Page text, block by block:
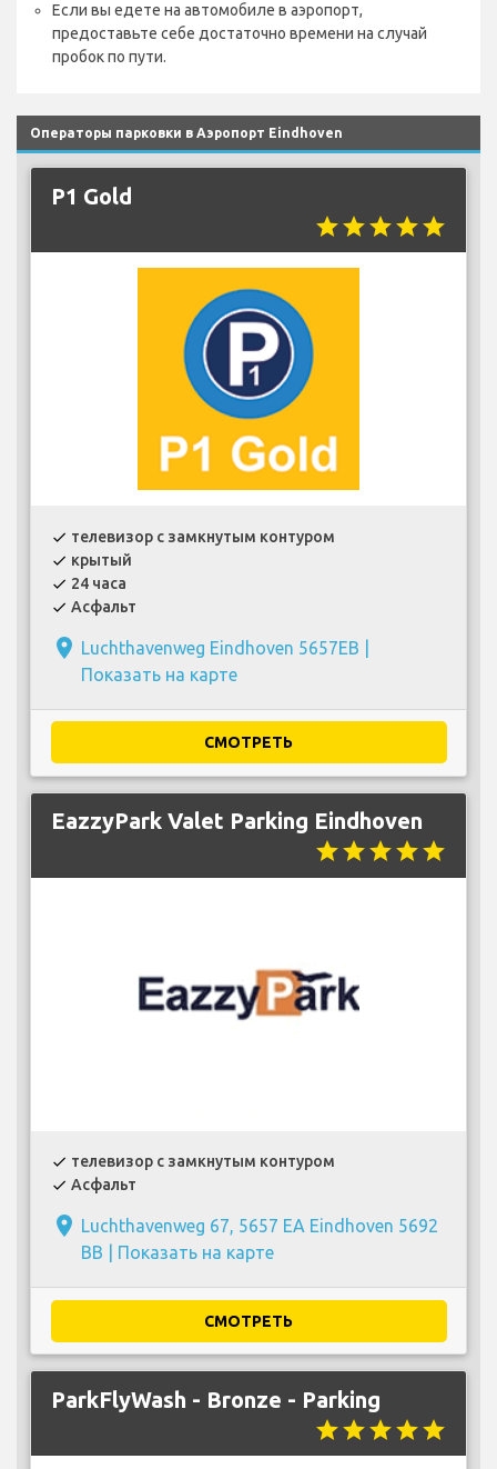
Если вы едете на автомобиле в аэропорт,
предоставьте себе достаточно времени на случай
пробок по пути.
Операторы парковки в Аэропорт Eindhoven
P1 Gold
starstarstarstarstar
check телевизор с замкнутым контуром
check крытый
check 24 часа
check Асфальт
place Luchthavenweg Eindhoven 5657EB |
Показать на карте
СМОТРЕТЬ
EazzyPark Valet Parking Eindhoven
starstarstarstarstar
check телевизор с замкнутым контуром
check Асфальт
place Luchthavenweg 67, 5657 EA Eindhoven 5692
BB | Показать на карте
СМОТРЕТЬ
ParkFlyWash - Bronze - Parking
starstarstarstarstar